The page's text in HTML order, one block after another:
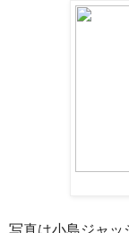
写真は小島ジャッ